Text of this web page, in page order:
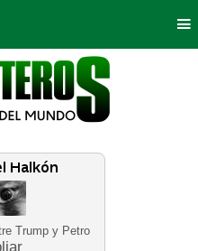
Trump y Petro
Bogotá
Deportes
Neira